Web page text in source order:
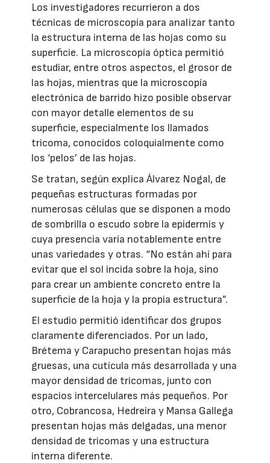
Los investigadores recurrieron a dos
técnicas de microscopía para analizar tanto
la estructura interna de las hojas como su
superficie. La microscopía óptica permitió
estudiar, entre otros aspectos, el grosor de
las hojas, mientras que la microscopía
electrónica de barrido hizo posible observar
con mayor detalle elementos de su
superficie, especialmente los llamados
tricoma, conocidos coloquialmente como
los ‘pelos’ de las hojas.
Se tratan, según explica Álvarez Nogal, de
pequeñas estructuras formadas por
numerosas células que se disponen a modo
de sombrilla o escudo sobre la epidermis y
cuya presencia varía notablemente entre
unas variedades y otras. “No están ahí para
evitar que el sol incida sobre la hoja, sino
para crear un ambiente concreto entre la
superficie de la hoja y la propia estructura”.
El estudio permitió identificar dos grupos
claramente diferenciados. Por un lado,
Brétema y Carapucho presentan hojas más
gruesas, una cutícula más desarrollada y una
mayor densidad de tricomas, junto con
espacios intercelulares más pequeños. Por
otro, Cobrancosa, Hedreira y Mansa Gallega
presentan hojas más delgadas, una menor
densidad de tricomas y una estructura
interna diferente.